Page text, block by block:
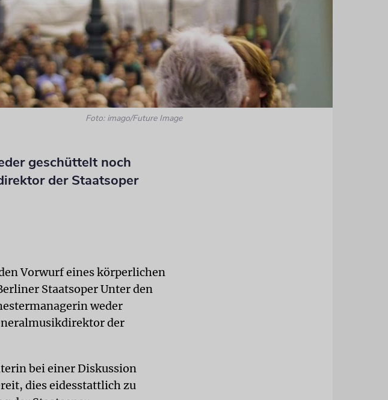
Foto: imago/Future Image
geschüttelt noch
der Staatsoper
Vorwurf eines körperlichen
Staatsoper Unter den
weder
der
bei einer Diskussion
dies eidesstattlich zu